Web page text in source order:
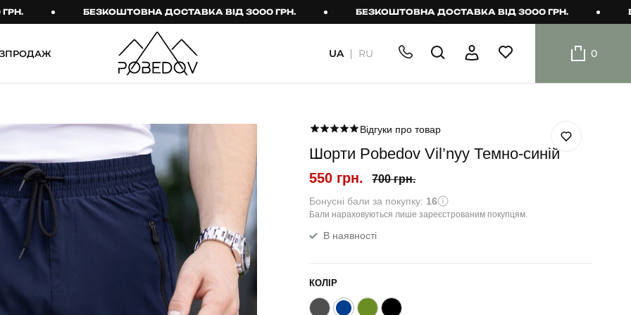
БЕЗКОШТОВНА ДОСТАВКА ВІД 3000 ГРН. БЕЗКОШТОВНА ДОСТАВКА ВІД 3000 ГРН.
Карго
Спортивні штани
Лосини
Джинси
Куртка й штани
Тактичний жіночий
одяг
Тактичний чоловічий
одяг
Тактичні рукавиці
Тактичні шкарпетки
ТЕРМО-КОМПЛЕКТИ
ФУТБОЛКИ І СОРОЧКИ
шорти
Шорти
UA RU 0
Відгуки про товар
Шорти Pobedov Vil’nyy Темно-синій
550 грн. 700 грн.
Бонусні бали за покупку: 16
Бали нараховуються лише зареєстрованим покупцям.
В наявності
КОЛІР